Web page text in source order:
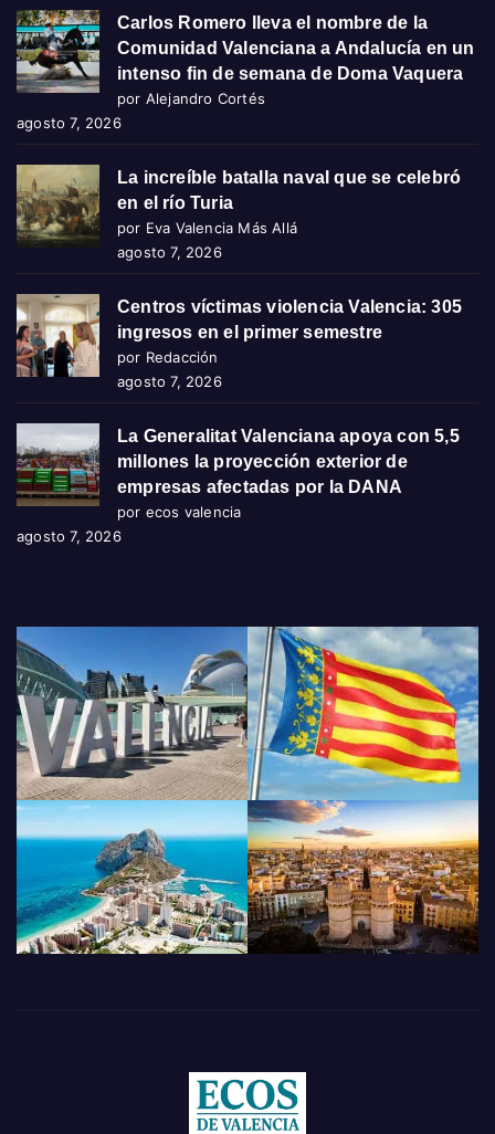
Carlos Romero lleva el nombre de la
Comunidad Valenciana a Andalucía en un
intenso fin de semana de Doma Vaquera
por Alejandro Cortés
agosto 7, 2026
La increíble batalla naval que se celebró
en el río Turia
por Eva Valencia Más Allá
agosto 7, 2026
Centros víctimas violencia Valencia: 305
ingresos en el primer semestre
por Redacción
agosto 7, 2026
La Generalitat Valenciana apoya con 5,5
millones la proyección exterior de
empresas afectadas por la DANA
por ecos valencia
agosto 7, 2026